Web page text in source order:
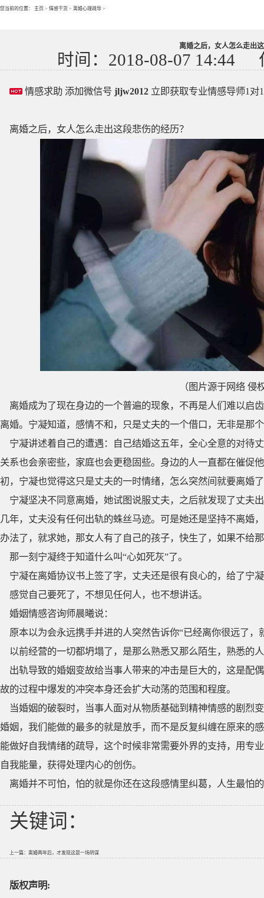
您当前的位置： 主页 > 情感干货 > 离婚心理疏导 >
离婚之后，女人怎么走出
时间：2018-08-07 14:44
情感求助 添加微信号 jljw2012 立即获取专业情感导师1对
离婚之后，女人怎么走出这段悲伤的经历？
（图片源于网络 侵
离婚成为了现在身边的一个普遍的现象，不再是人们难以启
离婚。宁凝知道，感情不和，只是丈夫的一个借口，无非是那
宁凝讲述着自己的遭遇：自己结婚这五年，全心全意的对待
关系也会亲密些，家庭也会更稳固些。身边的人一直都在催促
初，宁凝也觉得这只是丈夫的一时情绪，怎么突然间就要离婚
宁凝坚决不同意离婚，她试图说服丈夫，之后就发现了丈夫
几年，丈夫没有任何出轨的蛛丝马迹。可是她还是坚持不离婚
办法了，就求她，那女人有了自己的孩子，快生了，如果不给
那一刻宁凝终于知道什么叫“心如死灰”了。
宁凝在离婚协议书上签了字，丈夫还是很有良心的，给了宁
感觉自己要死了，不想见任何人，也不想讲话。
婚姻情感咨询师晨曦说：
原本以为会永远携手并进的人突然告诉你“已经离你很远了
以前经营的一切都坍塌了，是那么熟悉又那么陌生，熟悉的
出轨导致的婚姻变故给当事人带来的冲击是巨大的，这是配
故的过程中爆发的冲突本身还会扩大动荡的范围和程度。
当婚姻的破裂时，当事人面对从物质基础到精神情感的剧烈
婚姻，我们能做的最多的就是放手，而不是反复纠缠在原来的
能做好自我情绪的疏导，这个时候非常需要外界的支持，用专
自我能量，获得处理内心的创伤。
离婚并不可怕，怕的就是你还在这段感情里纠葛，人生最怕
关键词：
上一篇： 离婚两年后，才发现这是一场阴谋
版权声明: